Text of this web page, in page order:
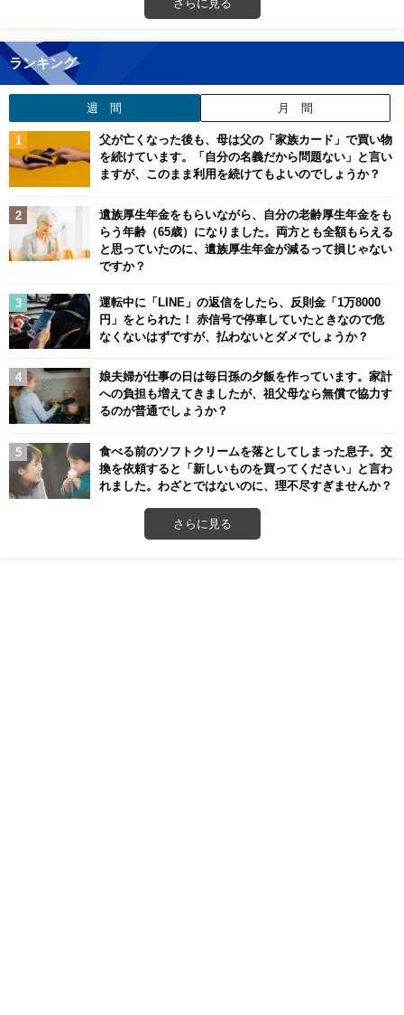
さらに見る
ランキング
週 間 月 間
父が亡くなった後も、母は父の「家族カード」で買い物
を続けています。「自分の名義だから問題ない」と言い
ますが、このまま利用を続けてもよいのでしょうか？
遺族厚生年金をもらいながら、自分の老齢厚生年金をも
らう年齢（65歳）になりました。両方とも全額もらえる
と思っていたのに、遺族厚生年金が減るって損じゃない
ですか？
運転中に「LINE」の返信をしたら、反則金「1万8000
円」をとられた！ 赤信号で停車していたときなので危
なくないはずですが、払わないとダメでしょうか？
娘夫婦が仕事の日は毎日孫の夕飯を作っています。家計
への負担も増えてきましたが、祖父母なら無償で協力す
るのが普通でしょうか？
食べる前のソフトクリームを落としてしまった息子。交
換を依頼すると「新しいものを買ってください」と言わ
れました。わざとではないのに、理不尽すぎませんか？
さらに見る